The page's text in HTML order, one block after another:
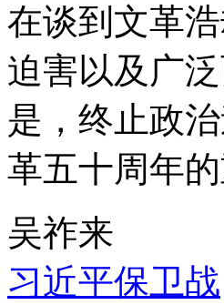
在谈到文革
迫害以及广
是，终止政
革五十周年的
吴祚来
习近平保卫战